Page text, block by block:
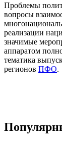
Проблемы
вопросы
реализации
значимые
аппаратом
тематика
регионов ПФО.